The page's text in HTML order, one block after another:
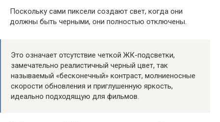
Поскольку сами пиксели создают свет, когда они
должны быть черными, они полностью отключены.
Это означает отсутствие четкой ЖК-подсветки,
замечательно реалистичный черный цвет, так
называемый «бесконечный» контраст, молниеносные
скорости обновления и приглушенную яркость,
идеально подходящую для фильмов.